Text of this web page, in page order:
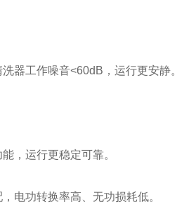
器工作噪音<60dB ，运行更安静。
，运行更稳定可靠。
电功转换率高、无功损耗低。